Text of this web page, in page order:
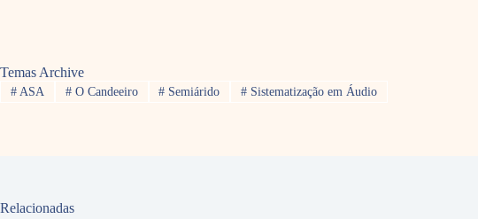
Temas Archive
#ASA #O Candeeiro # Semiárido # Sistematização em Áudio
Relacionadas